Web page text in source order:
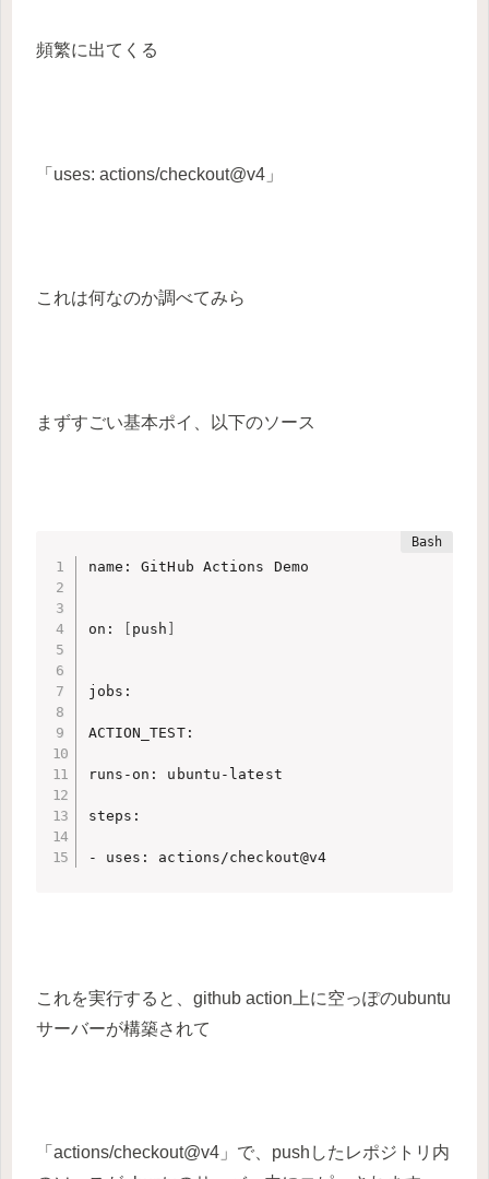
頻繁に出てくる
「uses: actions/checkout@v4」
これは何なのか調べてみら
まずすごい基本ポイ、以下のソース
name: GitHub Actions Demo
on: push
jobs:
ACTION_TEST:
runs-on: ubuntu-latest
steps:
- uses: actions/checkout@v4
これを実行すると、github action上に空っぽのubuntu
サーバーが構築されて
「actions/checkout@v4」で、pushしたレポジトリ内